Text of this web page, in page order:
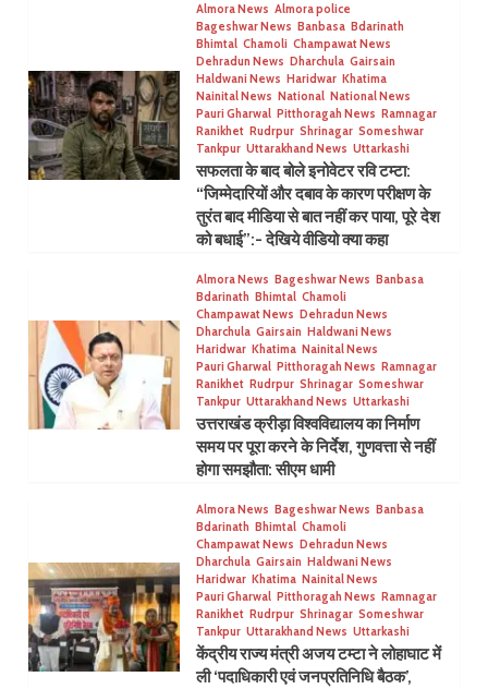
Almora News Almora police
Bageshwar News Banbasa Bdarinath
Bhimtal Chamoli Champawat News
Dehradun News Dharchula Gairsain
Haldwani News Haridwar Khatima
Nainital News National National News
Pauri Gharwal Pitthoragah News Ramnagar
Ranikhet Rudrpur Shrinagar Someshwar
Tankpur Uttarakhand News Uttarkashi
सफलता के बाद बोले इनोवेटर रवि टम्टा:
“जिम्मेदारियों और दबाव के कारण परीक्षण के
तुरंत बाद मीडिया से बात नहीं कर पाया, पूरे देश
को बधाई”:- देखिये वीडियो क्या कहा
Almora News Bageshwar News Banbasa
Bdarinath Bhimtal Chamoli
Champawat News Dehradun News
Dharchula Gairsain Haldwani News
Haridwar Khatima Nainital News
Pauri Gharwal Pitthoragah News Ramnagar
Ranikhet Rudrpur Shrinagar Someshwar
Tankpur Uttarakhand News Uttarkashi
उत्तराखंड क्रीड़ा विश्वविद्यालय का निर्माण
समय पर पूरा करने के निर्देश, गुणवत्ता से नहीं
होगा समझौता: सीएम धामी
Almora News Bageshwar News Banbasa
Bdarinath Bhimtal Chamoli
Champawat News Dehradun News
Dharchula Gairsain Haldwani News
Haridwar Khatima Nainital News
Pauri Gharwal Pitthoragah News Ramnagar
Ranikhet Rudrpur Shrinagar Someshwar
Tankpur Uttarakhand News Uttarkashi
केंद्रीय राज्य मंत्री अजय टम्टा ने लोहाघाट में
ली ‘पदाधिकारी एवं जनप्रतिनिधि बैठक’,